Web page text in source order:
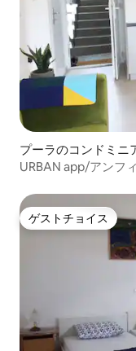
プーラのコンドミニ
URBAN app/アンフ
ゲストチョイス
ゲストチョイス